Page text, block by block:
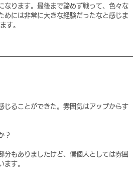
なります。最後まで諦めず戦って、色々な
めには非常に大きな経験だったなと感じま
す。
じることができた。雰囲気はアップからす
？
もありましたけど、僕個人としては雰囲
ます。